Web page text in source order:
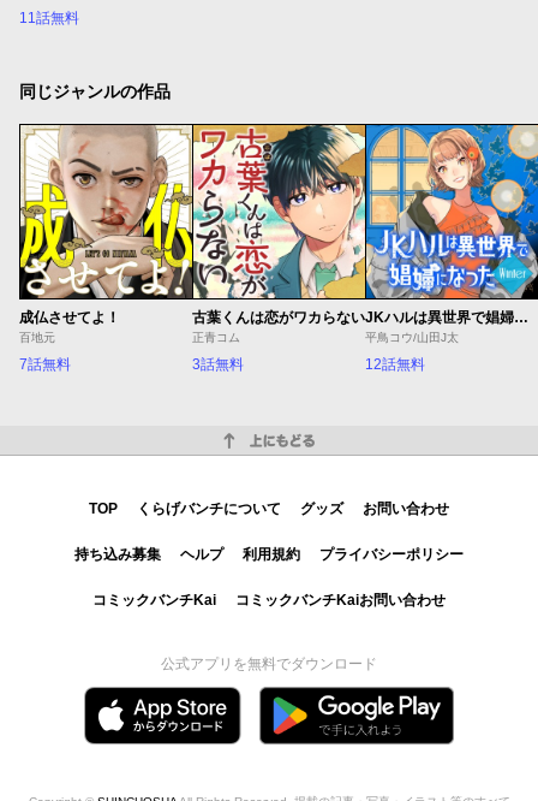
11話無料
同じジャンルの作品
成仏させてよ！
百地元
7話無料
古葉くんは恋がワカらない
正青コム
3話無料
JKハルは異世界で娼婦になった Winter
平鳥コウ/山田J太
12話無料
TOP くらげバンチについて グッズ お問い合わせ
持ち込み募集 ヘルプ 利用規約 プライバシーポリシー
コミックバンチKai コミックバンチKaiお問い合わせ
公式アプリを無料でダウンロード